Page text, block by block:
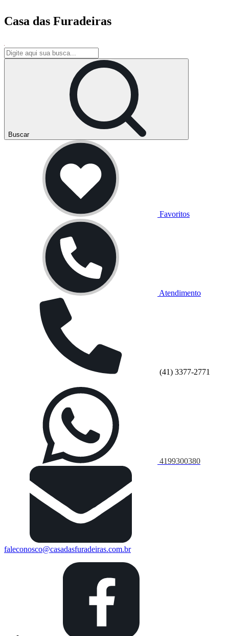
Casa das Furadeiras
Buscar
Favoritos
Atendimento
(41) 3377-2771
4199300380
faleconosco@casadasfuradeiras.com.br